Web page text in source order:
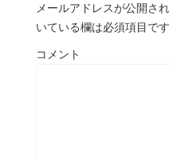
メールアドレスが公開さ
いている欄は必須項目です
コメント